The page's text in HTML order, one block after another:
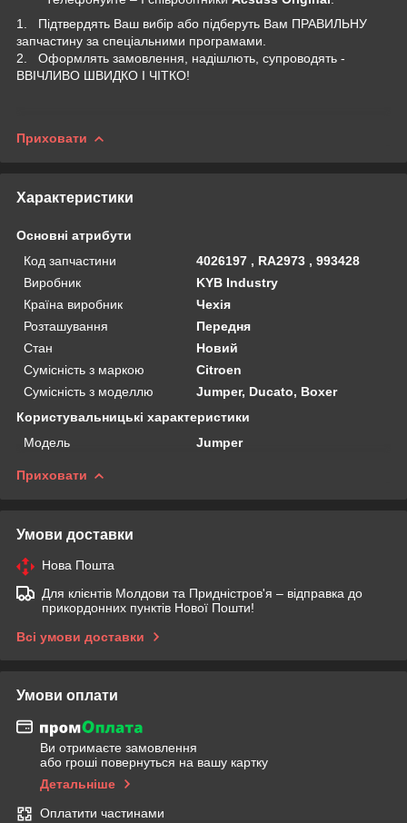
1. Підтвердять Ваш вибір або підберуть Вам ПРАВИЛЬНУ
запчастину за спеціальними програмами.
2. Оформлять замовлення, надішлють, супроводять -
ВВІЧЛИВО ШВИДКО І ЧІТКО!
Приховати
Характеристики
Основні атрибути
Код запчастини
4026197 , RA2973 , 993428
Виробник
KYB Industry
Країна виробник
Чехія
Розташування
Передня
Стан
Новий
Сумісність з маркою
Citroen
Сумісність з моделлю
Jumper, Ducato, Boxer
Користувальницькі характеристики
Мoдель
Jumper
Приховати
Умови доставки
Нова Пошта
Для клієнтів Молдови та Придністров'я – відправка до
прикордонних пунктів Нової Пошти!
Всі умови доставки
Умови оплати
Ви отримаєте замовлення
або гроші повернуться на вашу картку
Детальніше
Оплатити частинами